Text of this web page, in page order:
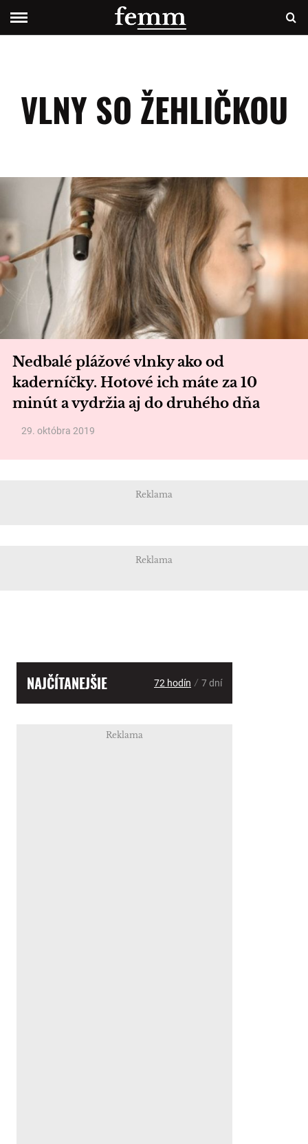
VLNY SO ŽEHLIČKOU
Nedbalé plážové vlnky ako od
kaderníčky. Hotové ich máte za 10
minút a vydržia aj do druhého dňa
29. októbra 2019
Reklama
Reklama
NAJČÍTANEJŠIE 72 hodín / 7 dní
Reklama